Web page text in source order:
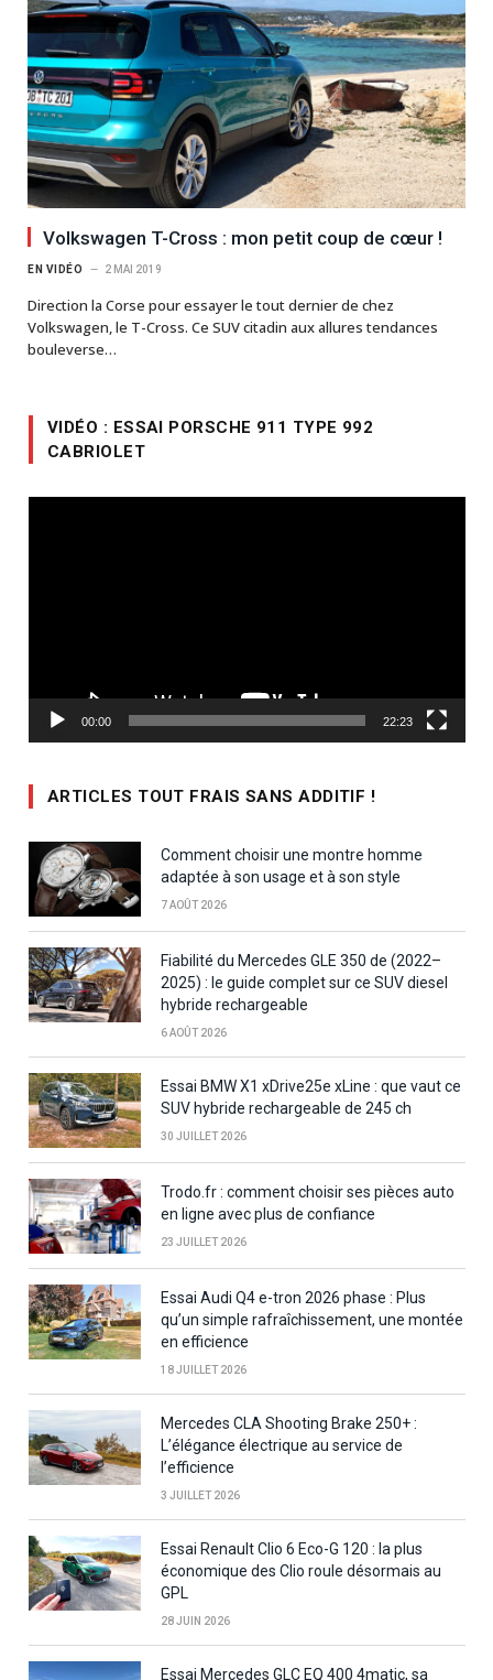
Volkswagen T-Cross : mon petit coup de cœur !
EN VIDÉO 2 MAI 2019
Direction la Corse pour essayer le tout dernier de chez
Volkswagen, le T-Cross. Ce SUV citadin aux allures tendances
bouleverse…
VIDÉO : ESSAI PORSCHE 911 TYPE 992
CABRIOLET
00:00 22:23
ARTICLES TOUT FRAIS SANS ADDITIF !
Comment choisir une montre homme
adaptée à son usage et à son style
7 AOÛT 2026
Fiabilité du Mercedes GLE 350 de (2022–
2025) : le guide complet sur ce SUV diesel
hybride rechargeable
6 AOÛT 2026
Essai BMW X1 xDrive25e xLine : que vaut ce
SUV hybride rechargeable de 245 ch
30 JUILLET 2026
Trodo.fr : comment choisir ses pièces auto
en ligne avec plus de confiance
23 JUILLET 2026
Essai Audi Q4 e-tron 2026 phase : Plus
qu’un simple rafraîchissement, une montée
en efficience
18 JUILLET 2026
Mercedes CLA Shooting Brake 250+ :
L’élégance électrique au service de
l’efficience
3 JUILLET 2026
Essai Renault Clio 6 Eco-G 120 : la plus
économique des Clio roule désormais au
GPL
28 JUIN 2026
Essai Mercedes GLC EQ 400 4matic, sa